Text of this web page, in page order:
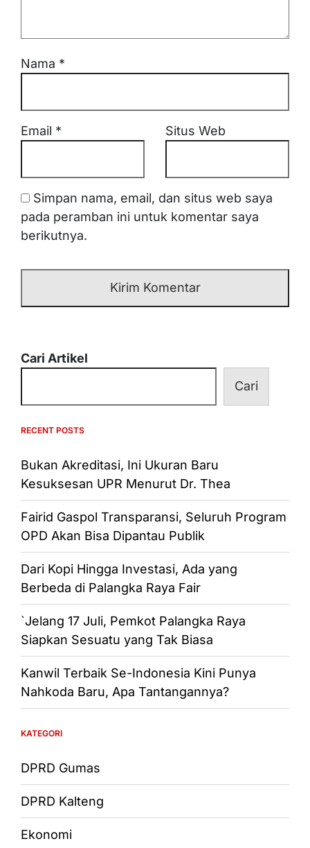
Nama *
Email * Situs Web
Simpan nama, email, dan situs web saya
pada peramban ini untuk komentar saya
berikutnya.
Cari Artikel
Cari
RECENT POSTS
Bukan Akreditasi, Ini Ukuran Baru
Kesuksesan UPR Menurut Dr. Thea
Fairid Gaspol Transparansi, Seluruh Program
OPD Akan Bisa Dipantau Publik
Dari Kopi Hingga Investasi, Ada yang
Berbeda di Palangka Raya Fair
`Jelang 17 Juli, Pemkot Palangka Raya
Siapkan Sesuatu yang Tak Biasa
Kanwil Terbaik Se-Indonesia Kini Punya
Nahkoda Baru, Apa Tantangannya?
KATEGORI
DPRD Gumas
DPRD Kalteng
Ekonomi